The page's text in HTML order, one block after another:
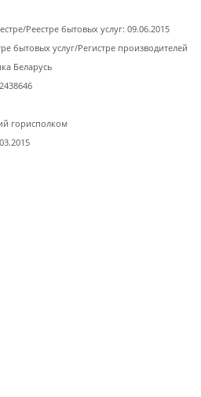
Реестре бытовых услуг: 09.06.2015
бытовых услуг/Регистре производителей
Беларусь
горисполком